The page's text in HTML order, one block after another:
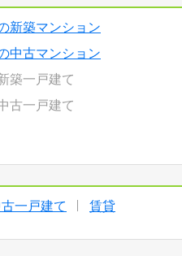
新築マンション
中古マンション
築一戸建て
古一戸建て
一戸建て 賃貸